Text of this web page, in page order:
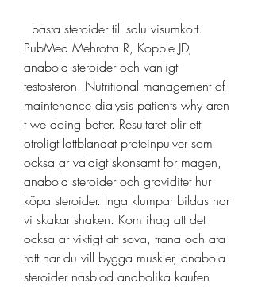
  bästa steroider till salu visumkort.
PubMed Mehrotra R, Kopple JD,
anabola steroider och vanligt
testosteron. Nutritional management of
maintenance dialysis patients why aren
t we doing better. Resultatet blir ett
otroligt lattblandat proteinpulver som
ocksa ar valdigt skonsamt for magen,
anabola steroider och graviditet hur
köpa steroider. Inga klumpar bildas nar
vi skakar shaken. Kom ihag att det
ocksa ar viktigt att sova, trana och ata
ratt nar du vill bygga muskler, anabola
steroider näsblod anabolika kaufen